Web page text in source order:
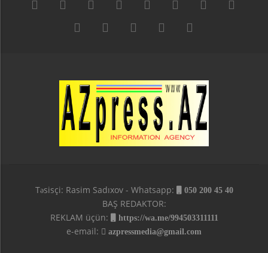
Təsisçi: Rasim Sadıxov - Whatsapp: 050 200 45 40
BAŞ REDAKTOR:
REKLAM üçün:
https://wa.me/994503311111
e-email: azpressmedia@gmail.com